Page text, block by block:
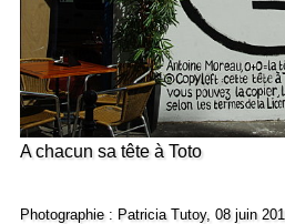
A chacun sa tête à Toto
Photographie : Patricia Tutoy, 08 juin